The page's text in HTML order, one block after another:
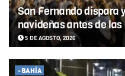
San Fernando dispara
navideñas antes de
5 DE AGOSTO, 2026
-BAHÍA